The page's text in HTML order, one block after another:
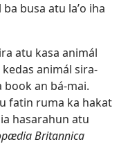
busa atu laʼo iha
atu kasa animál
animál sira-
book an bá-mai.
fatin ruma ka hakat
hasarahun atu
Britannica